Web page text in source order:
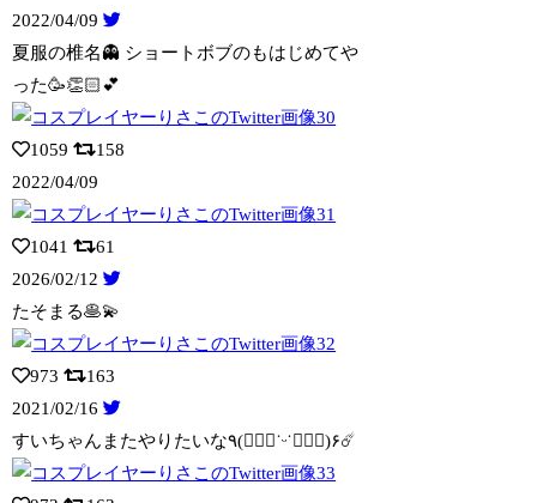
2022/04/09
夏服の椎名👻 ショートボブのもはじめてや
った🥳👏🏻💕
1059
158
2022/04/09
1041
61
2026/02/12
たそまる🥞💫
973
163
2021/02/16
すいちゃんまたやりたいな٩(๑⃙⃘˙ᵕ˙๑⃙⃘)۶☄️